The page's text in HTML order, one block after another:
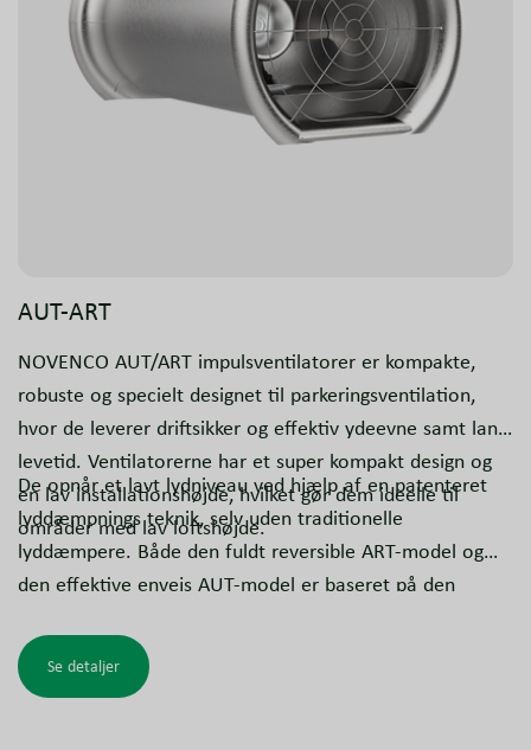
AUT-ART
NOVENCO AUT/ART impulsventilatorer er kompakte,
robuste og specielt designet til parkeringsventilation,
hvor de leverer driftsikker og effektiv ydeevne samt lang
levetid. Ventilatorerne har et super kompakt design og
en lav installationshøjde, hvilket gør dem ideelle til
områder med lav loftshøjde.
De opnår et lavt lydniveau ved hjælp af en patenteret
lyddæmpnings teknik, selv uden traditionelle
lyddæmpere. Både den fuldt reversible ART-model og
den effektive envejs AUT-model er baseret på den
operation-ventilatorer og sikrer effektiv daglig
ventilation samt certificeret røgkontrol ved høje
Se detaljer